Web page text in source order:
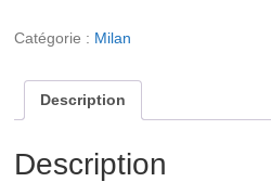
Royal
Catégorie : Milan
Description
Description